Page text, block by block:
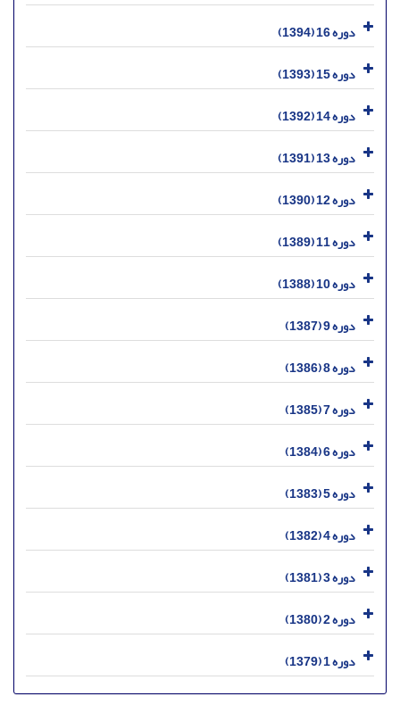
دوره 16 (1394)
دوره 15 (1393)
دوره 14 (1392)
دوره 13 (1391)
دوره 12 (1390)
دوره 11 (1389)
دوره 10 (1388)
دوره 9 (1387)
دوره 8 (1386)
دوره 7 (1385)
دوره 6 (1384)
دوره 5 (1383)
دوره 4 (1382)
دوره 3 (1381)
دوره 2 (1380)
دوره 1 (1379)